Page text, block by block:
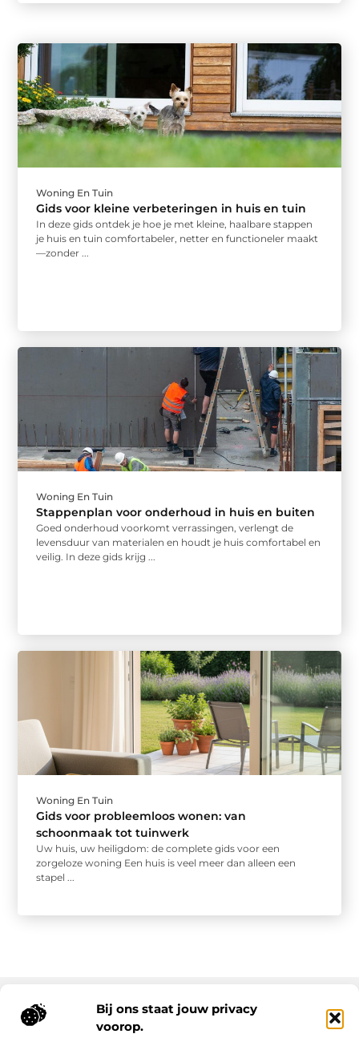
Bij ons staat jouw privacy
voorop.
Woning En Tuin
Gids voor kleine verbeteringen in huis en tuin
In deze gids ontdek je hoe je met kleine, haalbare stappen
je huis en tuin comfortabeler, netter en functioneler maakt
—zonder ...
Woning En Tuin
Stappenplan voor onderhoud in huis en buiten
Goed onderhoud voorkomt verrassingen, verlengt de
levensduur van materialen en houdt je huis comfortabel en
veilig. In deze gids krijg ...
Woning En Tuin
Gids voor probleemloos wonen: van
schoonmaak tot tuinwerk
Uw huis, uw heiligdom: de complete gids voor een
zorgeloze woning Een huis is veel meer dan alleen een
stapel ...
Onze informatie